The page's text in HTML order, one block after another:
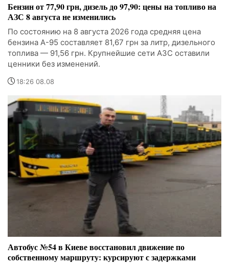
Бензин от 77,90 грн, дизель до 97,90: цены на топливо на
АЗС 8 августа не изменились
По состоянию на 8 августа 2026 года средняя цена
бензина А-95 составляет 81,67 грн за литр, дизельного
топлива — 91,56 грн. Крупнейшие сети АЗС оставили
ценники без изменений.
18:26 08.08
Автобус №54 в Киеве восстановил движение по
собственному маршруту: курсируют с задержками